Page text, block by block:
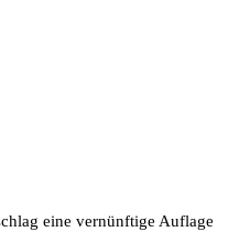
eine vernünftige Auflage